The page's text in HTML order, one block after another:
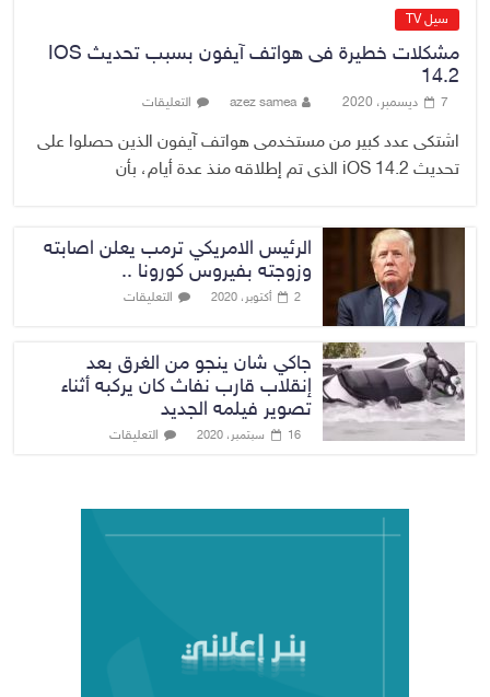
سيل TV
مشكلات خطيرة فى هواتف آيفون بسبب تحديث IOS
14.2
7 ديسمبر، 2020 azez samea التعليقات
اشتكى عدد كبير من مستخدمى هواتف آيفون الذين حصلوا على
تحديث iOS 14.2 الذى تم إطلاقه منذ عدة أيام، بأن
الرئيس الامريكي ترمب يعلن اصابته
وزوجته بفيروس كورونا ..
2 أكتوبر، 2020 التعليقات
جاكي شان ينجو من الغرق بعد
إنقلاب قارب نفاث كان يركبه أثناء
تصوير فيلمه الجديد
16 سبتمبر، 2020 التعليقات